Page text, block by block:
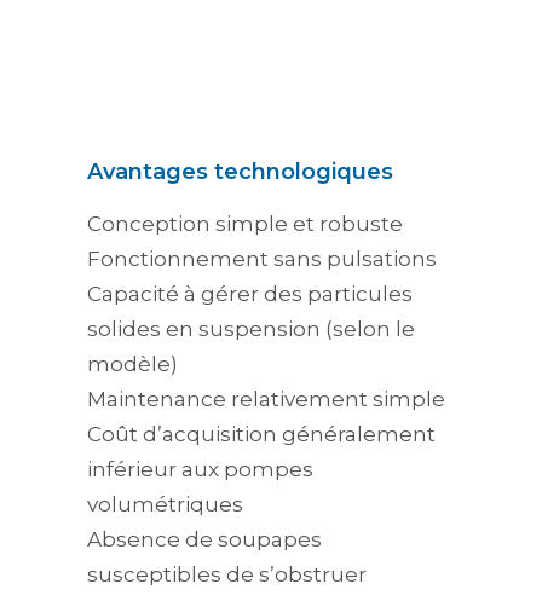
Avantages technologiques
Conception simple et robuste
Fonctionnement sans pulsations
Capacité à gérer des particules
solides en suspension (selon le
modèle)
Maintenance relativement simple
Coût d’acquisition généralement
inférieur aux pompes
volumétriques
Absence de soupapes
susceptibles de s’obstruer